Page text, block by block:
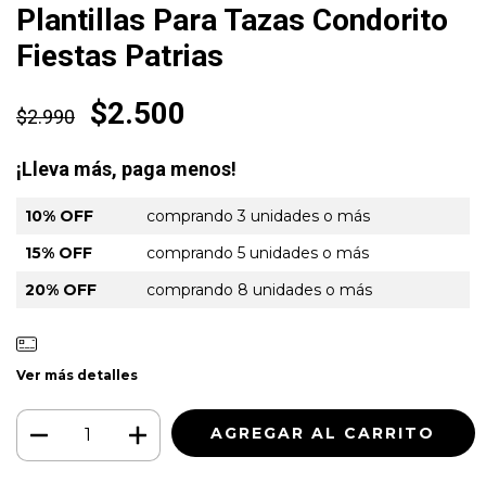
Plantillas Para Tazas Condorito
Fiestas Patrias
$2.990 $2.500
¡Lleva más, paga menos!
10% OFF
comprando 3 unidades o más
15% OFF
comprando 5 unidades o más
20% OFF
comprando 8 unidades o más
Ver más detalles